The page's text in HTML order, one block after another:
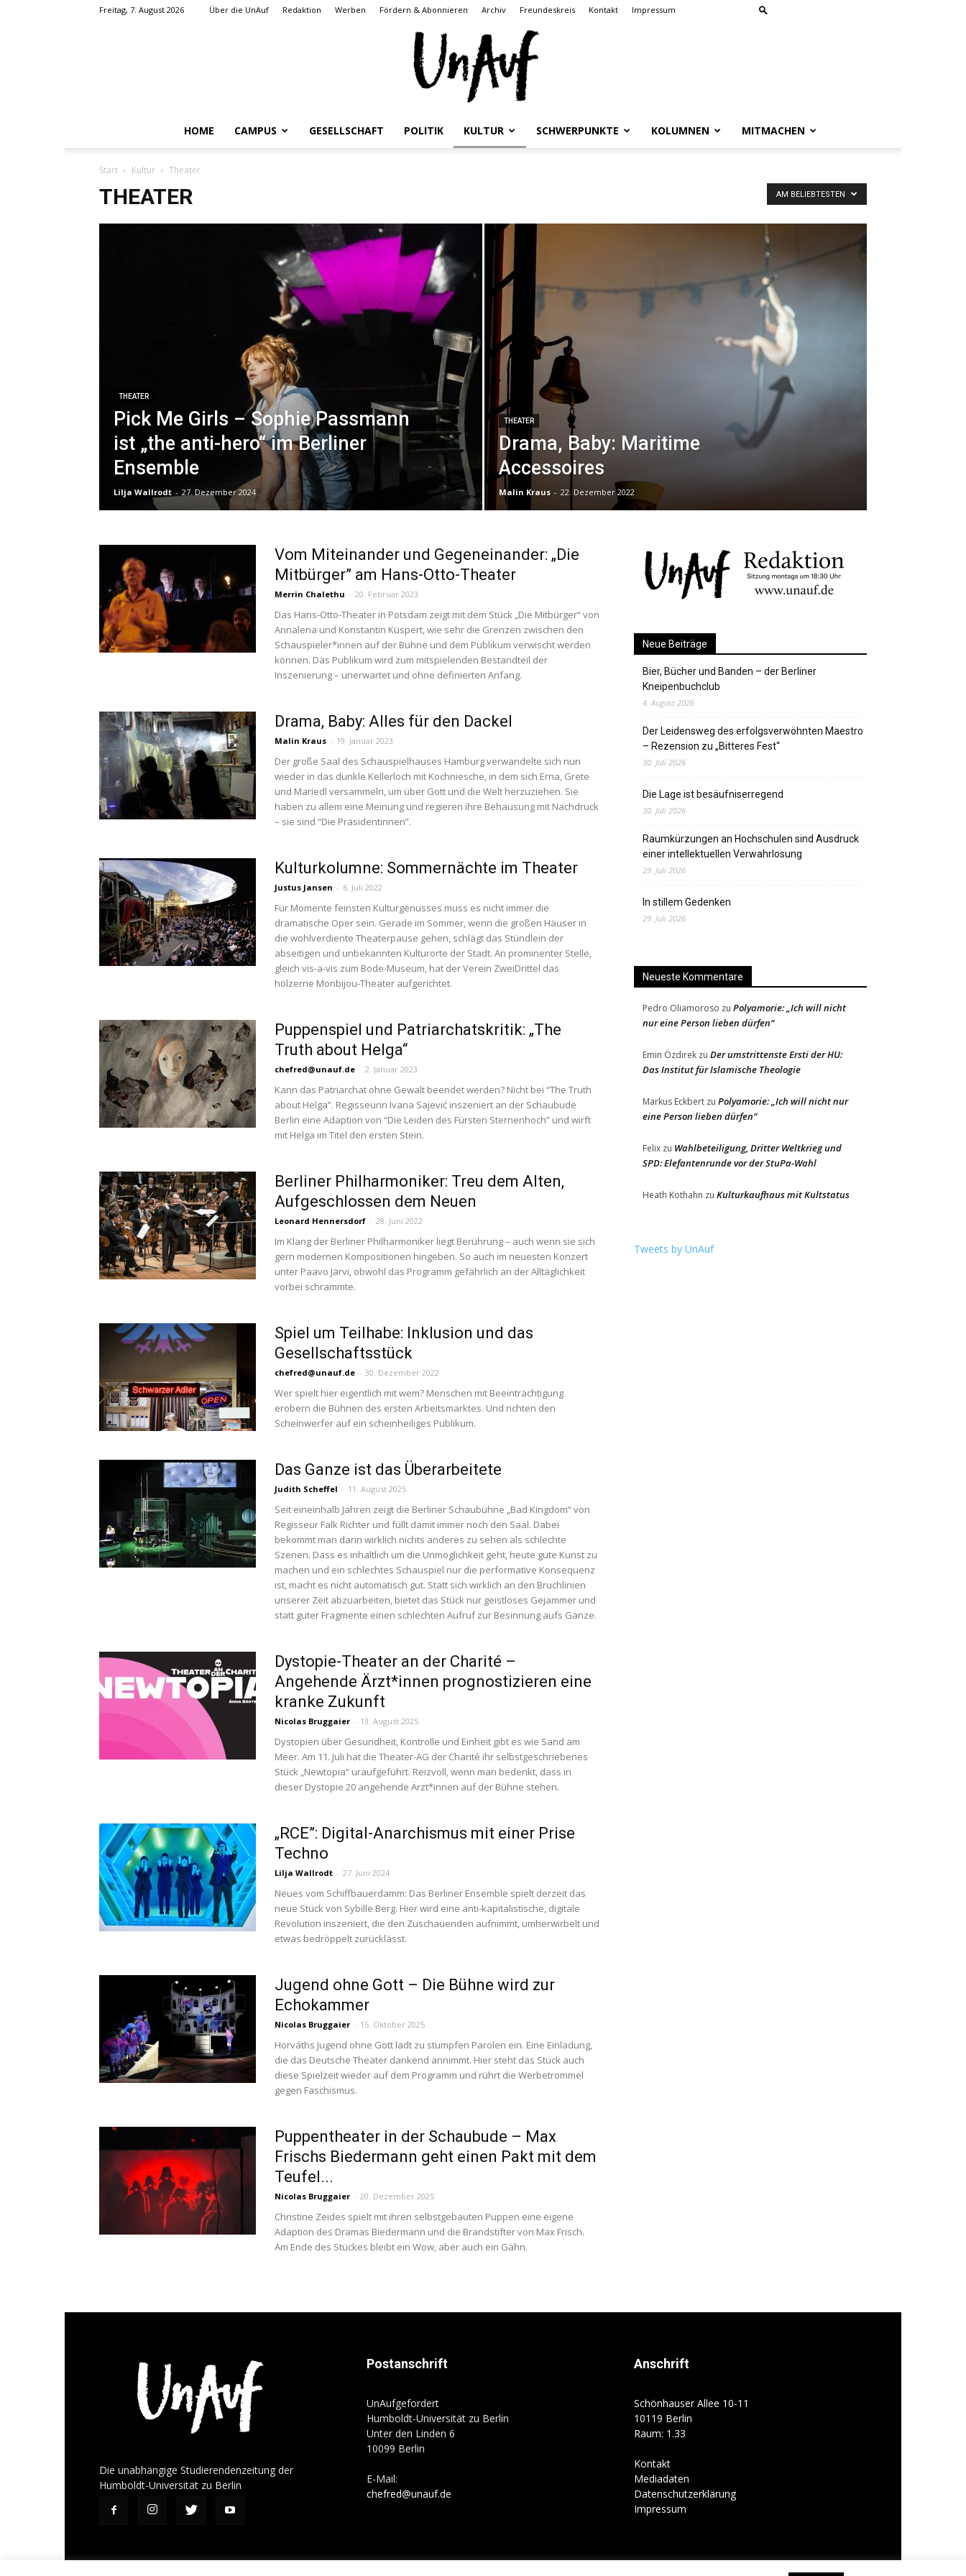
Freitag, 7. August 2026 Über die UnAuf Redaktion Werben Fördern & Abonnieren Archiv Freundeskreis Kontakt Impressum
ONLINE
Studierendenzeitung
HU
Berlin
HOME CAMPUS GESELLSCHAFT POLITIK KULTUR SCHWERPUNKTE KOLUMNEN MITMACHEN
Start Kultur Theater
THEATER AM BELIEBTESTEN
THEATER
Pick Me Girls – Sophie Passmann
ist „the anti-hero“ im Berliner
Ensemble
Lilja Wallrodt - 27. Dezember 2024
THEATER
Drama, Baby: Maritime
Accessoires
Malin Kraus - 22. Dezember 2022
Vom Miteinander und Gegeneinander: „Die
Mitbürger” am Hans-Otto-Theater
Merrin Chalethu - 20. Februar 2023
Das Hans-Otto-Theater in Potsdam zeigt mit dem Stück „Die Mitbürger“ von
Annalena und Konstantin Küspert, wie sehr die Grenzen zwischen den
Schauspieler*innen auf der Bühne und dem Publikum verwischt werden
können. Das Publikum wird zum mitspielenden Bestandteil der
Inszenierung – unerwartet und ohne definierten Anfang.
Drama, Baby: Alles für den Dackel
Malin Kraus - 19. Januar 2023
Der große Saal des Schauspielhauses Hamburg verwandelte sich nun
wieder in das dunkle Kellerloch mit Kochniesche, in dem sich Erna, Grete
und Mariedl versammeln, um über Gott und die Welt herzuziehen. Sie
haben zu allem eine Meinung und regieren ihre Behausung mit Nachdruck
– sie sind “Die Präsidentinnen”.
Kulturkolumne: Sommernächte im Theater
Justus Jansen - 6. Juli 2022
Für Momente feinsten Kulturgenusses muss es nicht immer die
dramatische Oper sein. Gerade im Sommer, wenn die großen Häuser in
die wohlverdiente Theaterpause gehen, schlägt das Stündlein der
abseitigen und unbekannten Kulturorte der Stadt. An prominenter Stelle,
gleich vis-a-vis zum Bode-Museum, hat der Verein ZweiDrittel das
hölzerne Monbijou-Theater aufgerichtet.
Puppenspiel und Patriarchatskritik: „The
Truth about Helga“
chefred@unauf.de - 2. Januar 2023
Kann das Patriarchat ohne Gewalt beendet werden? Nicht bei “The Truth
about Helga”. Regisseurin Ivana Sajević inszeniert an der Schaubude
Berlin eine Adaption von “Die Leiden des Fürsten Sternenhoch” und wirft
mit Helga im Titel den ersten Stein.
Berliner Philharmoniker: Treu dem Alten,
Aufgeschlossen dem Neuen
Leonard Hennersdorf - 28. Juni 2022
Im Klang der Berliner Philharmoniker liegt Berührung – auch wenn sie sich
gern modernen Kompositionen hingeben. So auch im neuesten Konzert
unter Paavo Järvi, obwohl das Programm gefährlich an der Alltäglichkeit
vorbei schrammte.
Spiel um Teilhabe: Inklusion und das
Gesellschaftsstück
chefred@unauf.de - 30. Dezember 2022
Wer spielt hier eigentlich mit wem? Menschen mit Beeinträchtigung
erobern die Bühnen des ersten Arbeitsmarktes. Und richten den
Scheinwerfer auf ein scheinheiliges Publikum.
Das Ganze ist das Überarbeitete
Judith Scheffel - 11. August 2025
Seit eineinhalb Jahren zeigt die Berliner Schaubühne „Bad Kingdom“ von
Regisseur Falk Richter und füllt damit immer noch den Saal. Dabei
bekommt man darin wirklich nichts anderes zu sehen als schlechte
Szenen. Dass es inhaltlich um die Unmöglichkeit geht, heute gute Kunst zu
machen und ein schlechtes Schauspiel nur die performative Konsequenz
ist, macht es nicht automatisch gut. Statt sich wirklich an den Bruchlinien
unserer Zeit abzuarbeiten, bietet das Stück nur geistloses Gejammer und
statt guter Fragmente einen schlechten Aufruf zur Besinnung aufs Ganze.
Dystopie-Theater an der Charité –
Angehende Ärzt*innen prognostizieren eine
kranke Zukunft
Nicolas Bruggaier - 13. August 2025
Dystopien über Gesundheit, Kontrolle und Einheit gibt es wie Sand am
Meer. Am 11. Juli hat die Theater-AG der Charité ihr selbstgeschriebenes
Stück „Newtopia“ uraufgeführt. Reizvoll, wenn man bedenkt, dass in
dieser Dystopie 20 angehende Ärzt*innen auf der Bühne stehen.
„RCE”: Digital-Anarchismus mit einer Prise
Techno
Lilja Wallrodt - 27. Juni 2024
Neues vom Schiffbauerdamm: Das Berliner Ensemble spielt derzeit das
neue Stück von Sybille Berg. Hier wird eine anti-kapitalistische, digitale
Revolution inszeniert, die den Zuschauenden aufnimmt, umherwirbelt und
etwas bedröppelt zurücklässt.
Jugend ohne Gott – Die Bühne wird zur
Echokammer
Nicolas Bruggaier - 15. Oktober 2025
Horváths Jugend ohne Gott lädt zu stumpfen Parolen ein. Eine Einladung,
die das Deutsche Theater dankend annimmt. Hier steht das Stück auch
diese Spielzeit wieder auf dem Programm und rührt die Werbetrommel
gegen Faschismus.
Puppentheater in der Schaubude – Max
Frischs Biedermann geht einen Pakt mit dem
Teufel...
Nicolas Bruggaier - 20. Dezember 2025
Christine Zeides spielt mit ihren selbstgebauten Puppen eine eigene
Adaption des Dramas Biedermann und die Brandstifter von Max Frisch.
Am Ende des Stückes bleibt ein Wow, aber auch ein Gähn.
Neue Beiträge
Bier, Bücher und Banden – der Berliner
Kneipenbuchclub
4. August 2026
Der Leidensweg des erfolgsverwöhnten Maestro
– Rezension zu „Bitteres Fest“
30. Juli 2026
Die Lage ist besäufniserregend
30. Juli 2026
Raumkürzungen an Hochschulen sind Ausdruck
einer intellektuellen Verwahrlosung
29. Juli 2026
In stillem Gedenken
29. Juli 2026
Neueste Kommentare
Pedro Oliamoroso zu Polyamorie: „Ich will nicht
nur eine Person lieben dürfen“
Emin Özdirek zu Der umstrittenste Ersti der HU:
Das Institut für Islamische Theologie
Markus Eckbert zu Polyamorie: „Ich will nicht nur
eine Person lieben dürfen“
Felix zu Wahlbeteiligung, Dritter Weltkrieg und
SPD: Elefantenrunde vor der StuPa-Wahl
Heath Kothahn zu Kulturkaufhaus mit Kultstatus
Tweets by UnAuf
Die unabhängige Studierendenzeitung der
Humboldt-Universität zu Berlin
Postanschrift
UnAufgefordert
Humboldt-Universität zu Berlin
Unter den Linden 6
10099 Berlin
E-Mail:
chefred@unauf.de
Anschrift
Schönhauser Allee 10-11
10119 Berlin
Raum: 1.33
Kontakt
Mediadaten
Datenschutzerklärung
Impressum